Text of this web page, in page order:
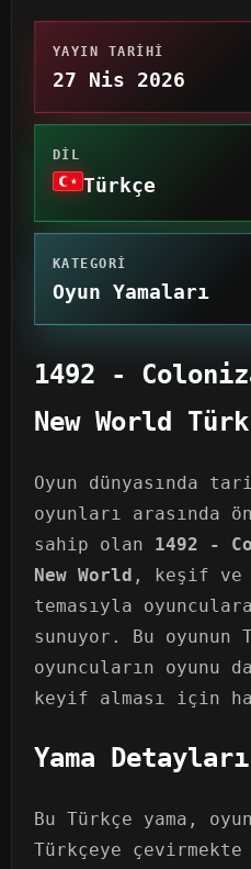
YAYIN TARIHI
27 Nis 2026
DIL
Türkçe
KATEGORI
Oyun Yamaları
1492 -
New World
Oyun dünyasında
oyunları arasında
sahip olan 1492 -
New World , keşif ve
temasıyla
sunuyor. Bu oyunun
oyuncuların oyunu
keyif alması için
Yama Detayları
Bu Türkçe yama,
Türkçeye